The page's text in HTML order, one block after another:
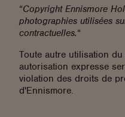
“Copyright Ennismore
photographies utilisées
contractuelles.“
Toute autre utilisation
autorisation expresse
violation des droits de
d'Ennismore.